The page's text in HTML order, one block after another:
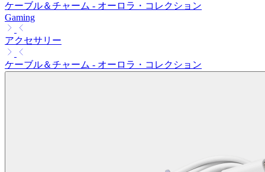
ケーブル＆チャーム - オーロラ・コレクション
Gaming
アクセサリー
ケーブル＆チャーム - オーロラ・コレクション